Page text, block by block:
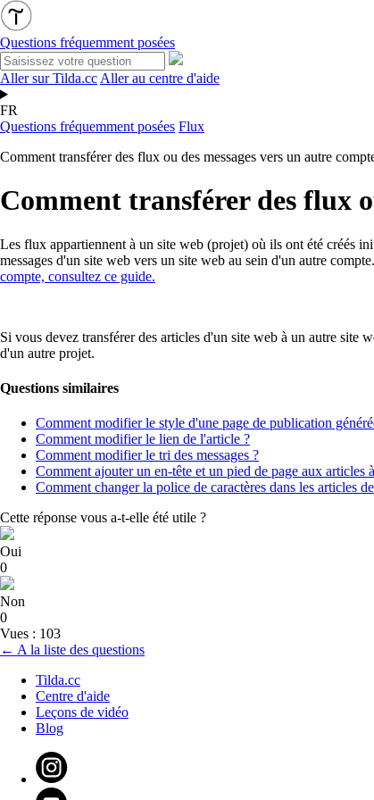
Questions fréquemment posées
Aller sur Tilda.cc Aller au centre d'aide
FR
Questions fréquemment posées Flux
Comment transférer des flux ou des messages vers un autre
Comment transférer des flux
Les flux appartiennent à un site web (projet) où ils ont été créés
messages d'un site web vers un site web au sein d'un autre
compte, consultez ce guide.
Si vous devez transférer des articles d'un site web à un autre site
d'un autre projet.
Questions similaires
Comment modifier le style d'une page de publication
Comment modifier le lien de l'article ?
Comment modifier le tri des messages ?
Comment ajouter un en-tête et un pied de page aux
Comment changer la police de caractères dans les articles
Cette réponse vous a-t-elle été utile ?
Oui
0
Non
0
Vues : 103
← A la liste des questions
Tilda.cc
Centre d'aide
Leçons de vidéo
Blog